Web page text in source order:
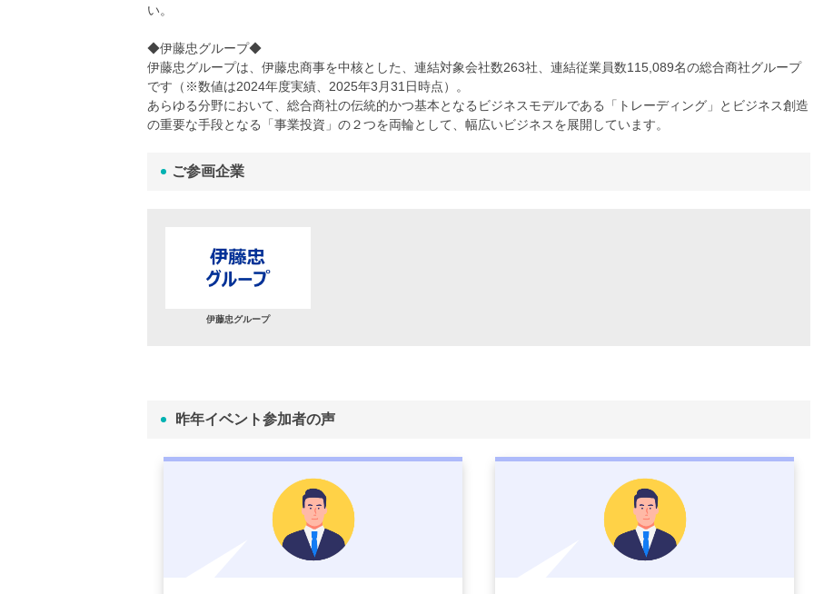
い。
◆伊藤忠グループ◆
伊藤忠グループは、伊藤忠商事を中核とした、連結対象会社数263社、連結従業員数115,089名の総合商社グループ
です（※数値は2024年度実績、2025年3月31日時点）。
あらゆる分野において、総合商社の伝統的かつ基本となるビジネスモデルである「トレーディング」とビジネス創造
の重要な手段となる「事業投資」の２つを両輪として、幅広いビジネスを展開しています。
ご参画企業
伊藤忠グループ
昨年イベント参加者の声